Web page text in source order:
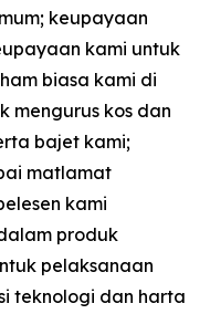
keupayaan
kami untuk
biasa kami di
mengurus kos dan
bajet kami;
matlamat
kami
produk
pelaksanaan
teknologi dan harta